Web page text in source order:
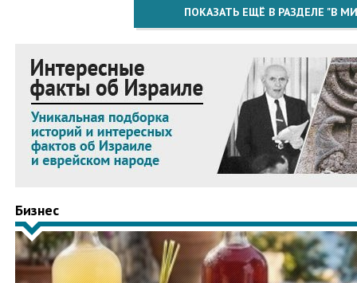
ПОКАЗАТЬ ЕЩЁ В РАЗДЕЛЕ "В
Бизнес